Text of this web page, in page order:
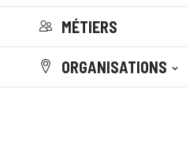
MÉTIERS
ORGANISATIONS